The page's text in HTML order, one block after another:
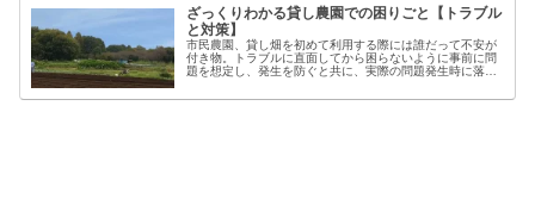
ざっくりわかる貸し農園での困りごと【トラブル
と対策】
市民農園、貸し畑を初めて利用する際には誰だって不安が
付き物。トラブルに直面してから困らないように事前に問
題を想定し、発生を防ぐと共に、実際の問題発生時に落ち
【困った】と【トラブル】困りごとト...